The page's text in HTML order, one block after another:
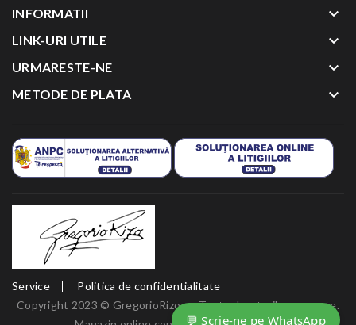
INFORMATII keyboard_arrow_down
LINK-URI UTILE keyboard_arrow_down
URMARESTE-NE keyboard_arrow_down
METODE DE PLATA keyboard_arrow_down
💬 Scrie-ne pe WhatsApp
Service
Politica de confidentialitate
Copyright 2023 © GregorioRizo.ro. Toate drepturile rezervate.